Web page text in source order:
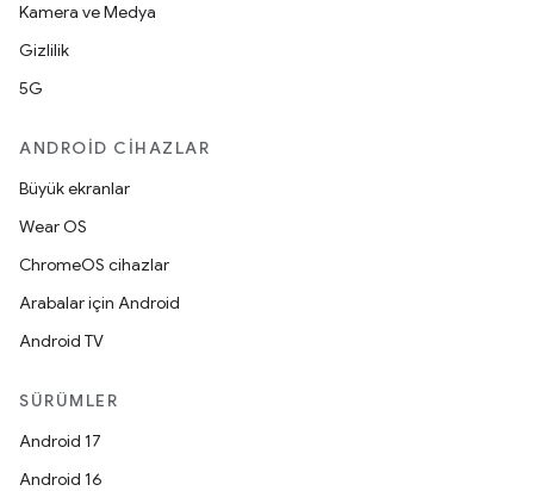
Kamera ve Medya
Gizlilik
5G
ANDROID CIHAZLAR
Büyük ekranlar
Wear OS
ChromeOS cihazlar
Arabalar için Android
Android TV
SÜRÜMLER
Android 17
Android 16